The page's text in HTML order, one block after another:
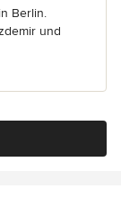
Berlin.
und